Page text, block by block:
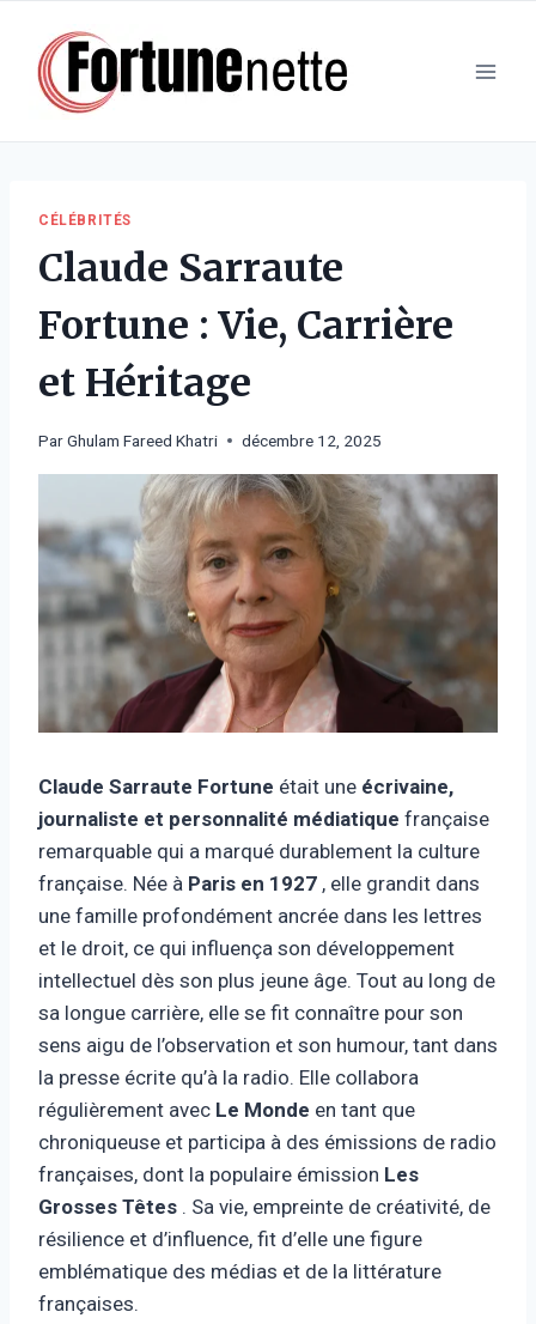
contenu
CÉLÉBRITÉS
Claude Sarraute
Fortune : Vie, Carrière
et Héritage
ParGhulam Fareed Khatri décembre 12, 2025
Claude Sarraute Fortune était une écrivaine,
journaliste et personnalité médiatique française
remarquable qui a marqué durablement la culture
française. Née à Paris en 1927 , elle grandit dans
une famille profondément ancrée dans les lettres
et le droit, ce qui influença son développement
intellectuel dès son plus jeune âge. Tout au long de
sa longue carrière, elle se fit connaître pour son
sens aigu de l’observation et son humour, tant dans
la presse écrite qu’à la radio. Elle collabora
régulièrement avec Le Monde en tant que
chroniqueuse et participa à des émissions de radio
françaises, dont la populaire émission Les
Grosses Têtes . Sa vie, empreinte de créativité, de
résilience et d’influence, fit d’elle une figure
emblématique des médias et de la littérature
françaises.